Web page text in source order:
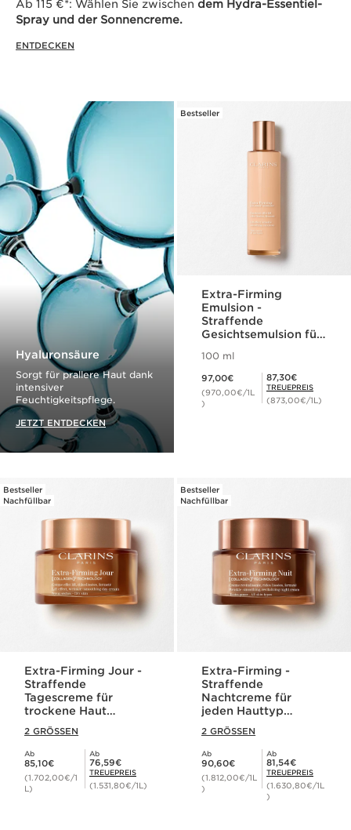
Ab 115 €*: Wählen Sie zwischen dem Hydra-Essentiel-
Spray und der Sonnencreme.
ENTDECKEN
Hyaluronsäure
Sorgt für prallere Haut dank
intensiver
Feuchtigkeitspflege.
JETZT ENTDECKEN
Bestseller
Extra-Firming
Emulsion -
Straffende
Gesichtsemulsion für
100 ml
97,00€
(970,00€/1L
)
Mitgliederpreis 87,30€
87,30€
TREUEPREIS
(873,00€/1L)
Bestseller
Nachfüllbar
Extra-Firming Jour -
Straffende
Tagescreme für
trockene Haut
(nachfüllbar)
2 GRÖSSEN
Ab
Aktueller Preis 85,10€
85,10€
(1.702,00€/1
L)
Ab
Mitgliederpreis 76,59€
76,59€
TREUEPREIS
(1.531,80€/1L)
Bestseller
Nachfüllbar
Extra-Firming -
Straffende
Nachtcreme für
jeden Hauttyp
(nachfüllbar)
2 GRÖSSEN
Ab
Aktueller Preis 90,60€
90,60€
(1.812,00€/1L
)
Ab
Mitgliederpreis 81,54€
81,54€
TREUEPREIS
(1.630,80€/1L
)